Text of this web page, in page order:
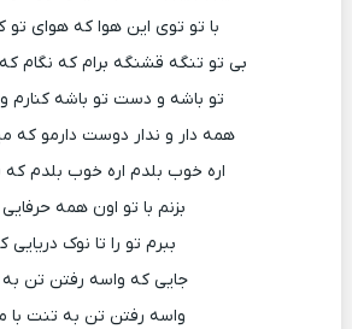
با تو توی این هوا که هوای تو
بی تو تنگه قشنگه برام که نگام که
تو باشه و دست تو باشه کنارم و
همه دار و ندار دوست دارمو که
اره خوب بلدم اره خوب بلدم که
بزنم با تو اون همه
ببرم تو را تا نوک دریایی
جایی که واسه رفتن تن
واسه رفتن تن به تنت با